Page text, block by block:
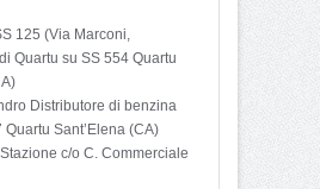
125 (Via Marconi,
Quartu su SS 554 Quartu
Distributore di benzina
Sant’Elena (CA)
c/o C. Commerciale